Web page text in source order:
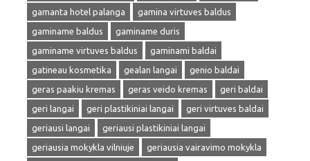
gamanta hotel palanga
gamina virtuves baldus
gaminame baldus
gaminame duris
gaminame virtuves baldus
gaminami baldai
gatineau kosmetika
gealan langai
genio baldai
geras paakiu kremas
geras veido kremas
geri baldai
geri langai
geri plastikiniai langai
geri virtuves baldai
geriausi langai
geriausi plastikiniai langai
geriausia mokykla vilniuje
geriausia vairavimo mokykla